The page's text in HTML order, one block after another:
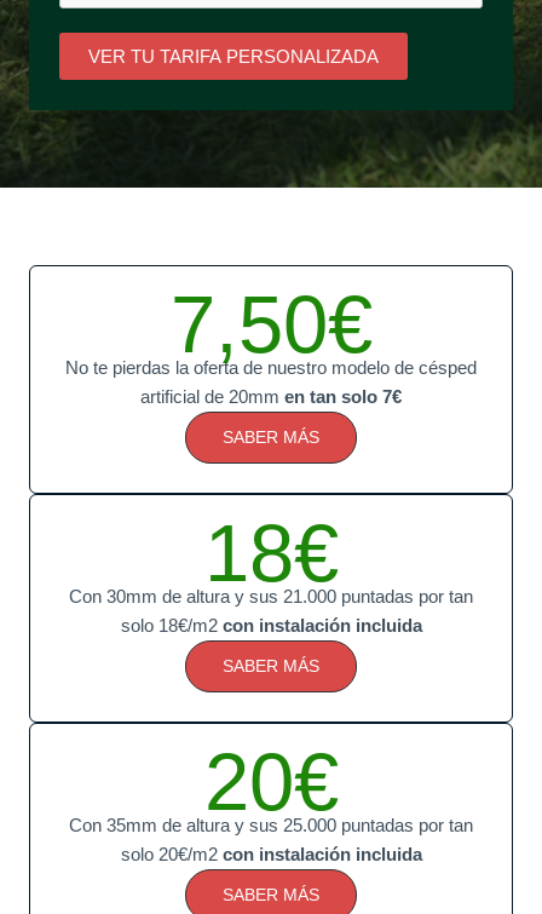
VER TU TARIFA PERSONALIZADA
7,50€
No te pierdas la oferta de nuestro modelo de césped
artificial de 20mm en tan solo 7€
SABER MÁS
18€
Con 30mm de altura y sus 21.000 puntadas por tan
solo 18€/m2 con instalación incluida
SABER MÁS
20€
Con 35mm de altura y sus 25.000 puntadas por tan
solo 20€/m2 con instalación incluida
SABER MÁS